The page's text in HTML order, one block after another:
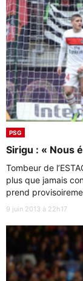
PSG
Sirigu : « Nous
Tombeur de
plus que jamais
prend
9 juin 2013 à 22h17